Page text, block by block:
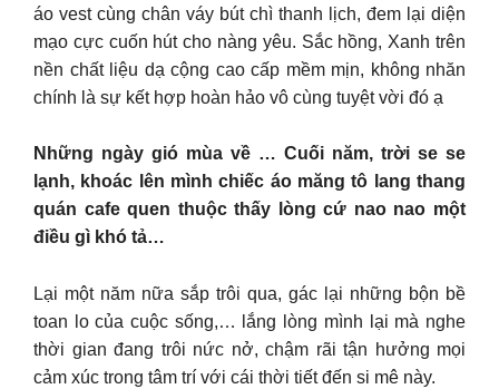
áo vest cùng chân váy bút chì thanh lịch, đem lại diện
mạo cực cuốn hút cho nàng yêu. Sắc hồng, Xanh trên
nền chất liệu dạ cộng cao cấp mềm mịn, không nhăn
chính là sự kết hợp hoàn hảo vô cùng tuyệt vời đó ạ
Những ngày gió mùa về … Cuối năm, trời se se
lạnh, khoác lên mình chiếc áo măng tô lang thang
quán cafe quen thuộc thấy lòng cứ nao nao một
điều gì khó tả…
Lại một năm nữa sắp trôi qua, gác lại những bộn bề
toan lo của cuộc sống,… lắng lòng mình lại mà nghe
thời gian đang trôi nức nở, chậm rãi tận hưởng mọi
cảm xúc trong tâm trí với cái thời tiết đến si mê này.